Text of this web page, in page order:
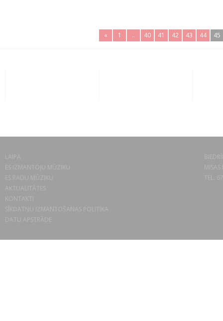
« 1 .. 40 41 42 43 44 45
LAIPA
ES IZMANTOJU MŪZIKU
ES RADU MŪZIKU
AKTUALITĀTES
KONTAKTI
SĪKDATŅU IZMANTOŠANAS POLITIKA
DATU APSTRĀDE
TEL.